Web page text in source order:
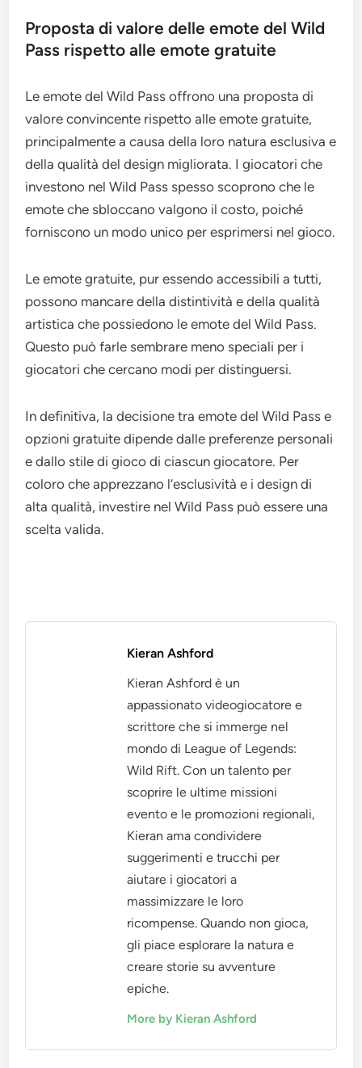
Proposta di valore delle emote del Wild
Pass rispetto alle emote gratuite
Le emote del Wild Pass offrono una proposta di
valore convincente rispetto alle emote gratuite,
principalmente a causa della loro natura esclusiva e
della qualità del design migliorata. I giocatori che
investono nel Wild Pass spesso scoprono che le
emote che sbloccano valgono il costo, poiché
forniscono un modo unico per esprimersi nel gioco.
Le emote gratuite, pur essendo accessibili a tutti,
possono mancare della distintività e della qualità
artistica che possiedono le emote del Wild Pass.
Questo può farle sembrare meno speciali per i
giocatori che cercano modi per distinguersi.
In definitiva, la decisione tra emote del Wild Pass e
opzioni gratuite dipende dalle preferenze personali
e dallo stile di gioco di ciascun giocatore. Per
coloro che apprezzano l’esclusività e i design di
alta qualità, investire nel Wild Pass può essere una
scelta valida.
Kieran Ashford
Kieran Ashford è un
appassionato videogiocatore e
scrittore che si immerge nel
mondo di League of Legends:
Wild Rift. Con un talento per
scoprire le ultime missioni
evento e le promozioni regionali,
Kieran ama condividere
suggerimenti e trucchi per
aiutare i giocatori a
massimizzare le loro
ricompense. Quando non gioca,
gli piace esplorare la natura e
creare storie su avventure
epiche.
More by Kieran Ashford